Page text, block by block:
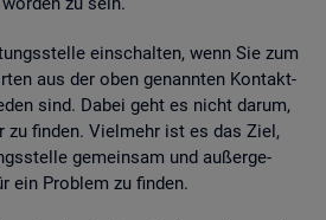
ein­schal­ten, wenn Sie zum
aus der oben ge­nann­ten Kon­takt­
sind. Dabei geht es nicht darum,
zu fin­den. Viel­mehr ist es das Ziel,
ge­mein­sam und au­ßer­ge­
ein Pro­blem zu fin­den.